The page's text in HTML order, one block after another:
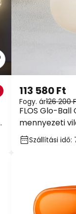
FLOS Glo-Ball
mennyezeti
113 580 Ft
Fogy. ár126 200
Szállítási idő: